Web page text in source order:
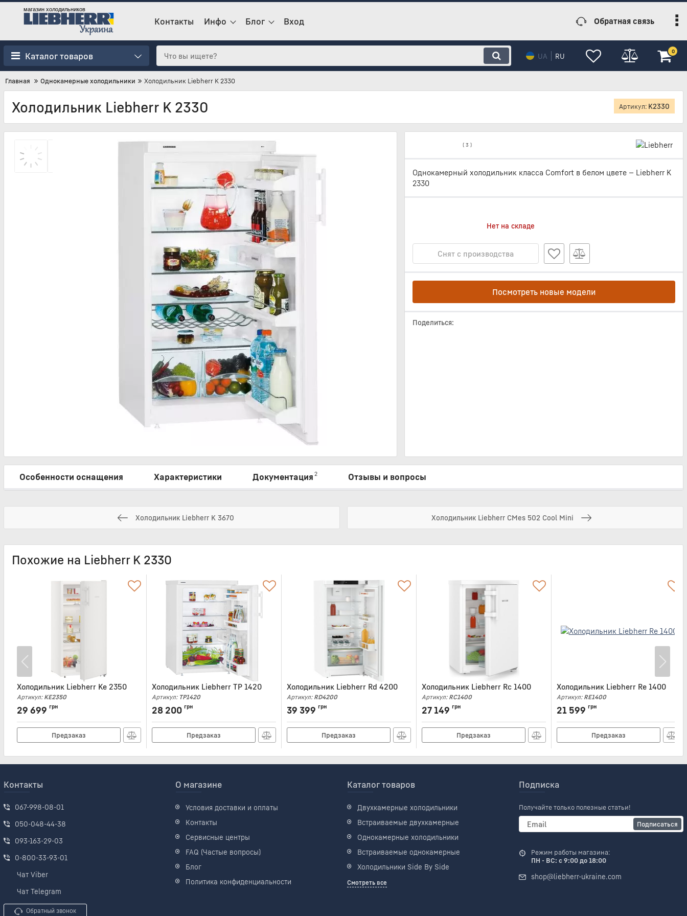
магазин холодильников
Контакты Инфо Блог Вход Обратная связь
Каталог товаров RU
UA
0
Главная Однокамерные холодильники Холодильник Liebherr K 2330
Холодильник Liebherr K 2330 Артикул: K2330
( 3 )
Однокамерный холодильник класса Comfort в белом цвете — Liebherr K
2330
Нет на складе
Снят с производства
Посмотреть новые модели
Поделиться:
Особенности оснащения Характеристики Документация 2 Отзывы и вопросы
Холодильник Liebherr K 3670 Холодильник Liebherr CMes 502 Cool Mini
Похожие на Liebherr K 2330
Холодильник Liebherr Ke 2350
Артикул: KE2350
29 699 грн
Предзаказ
Холодильник Liebherr TP 1420
Артикул: TP1420
28 200 грн
Предзаказ
Холодильник Liebherr Rd 4200
Артикул: RD4200
39 399 грн
Предзаказ
Холодильник Liebherr Rc 1400
Артикул: RC1400
27 149 грн
Предзаказ
Холодильник Liebherr Re 1400
Артикул: RE1400
21 599 грн
Предзаказ
Контакты
067-998-08-01
050-048-44-38
093-163-29-03
0-800-33-93-01
Чат Viber
Чат Telegram
Обратный звонок
О магазине
Условия доставки и оплаты
Контакты
Сервисные центры
FAQ (Частые вопросы)
Блог
Политика конфиденциальности
Каталог товаров
Двухкамерные холодильники
Встраиваемые двухкамерные
Однокамерные холодильники
Встраиваемые однокамерные
Холодильники Side By Side
Смотреть все
Подписка
Получайте только полезные статьи!
Подписаться
Режим работы магазина:
ПН - ВС: с 9:00 до 18:00
shop@liebherr-ukraine.com